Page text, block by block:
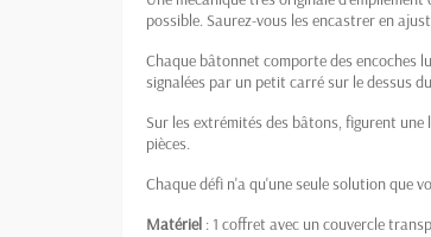
possible. Saurez-vous les encastrer en
Chaque bâtonnet comporte des encoches
signalées par un petit carré sur le dessus
Sur les extrémités des bâtons, figurent
pièces.
Chaque défi n'a qu'une seule solution que
Matériel : 1 coffret avec un couvercle